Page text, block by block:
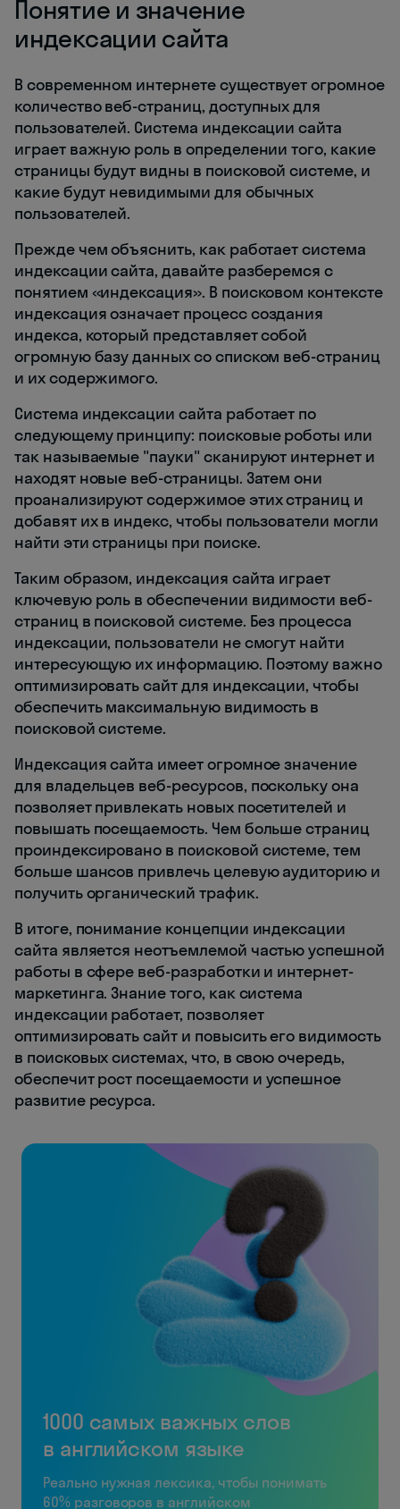
Понятие и значение
индексации сайта
В современном интернете существует огромное
количество веб-страниц, доступных для
пользователей. Система индексации сайта
играет важную роль в определении того, какие
страницы будут видны в поисковой системе, и
какие будут невидимыми для обычных
пользователей.
Прежде чем объяснить, как работает система
индексации сайта, давайте разберемся с
понятием «индексация». В поисковом контексте
индексация означает процесс создания
индекса, который представляет собой
огромную базу данных со списком веб-страниц
и их содержимого.
Система индексации сайта работает по
следующему принципу: поисковые роботы или
так называемые "пауки" сканируют интернет и
находят новые веб-страницы. Затем они
проанализируют содержимое этих страниц и
добавят их в индекс, чтобы пользователи могли
найти эти страницы при поиске.
Таким образом, индексация сайта играет
ключевую роль в обеспечении видимости веб-
страниц в поисковой системе. Без процесса
индексации, пользователи не смогут найти
интересующую их информацию. Поэтому важно
оптимизировать сайт для индексации, чтобы
обеспечить максимальную видимость в
поисковой системе.
Индексация сайта имеет огромное значение
для владельцев веб-ресурсов, поскольку она
позволяет привлекать новых посетителей и
повышать посещаемость. Чем больше страниц
проиндексировано в поисковой системе, тем
больше шансов привлечь целевую аудиторию и
получить органический трафик.
В итоге, понимание концепции индексации
сайта является неотъемлемой частью успешной
работы в сфере веб-разработки и интернет-
маркетинга. Знание того, как система
индексации работает, позволяет
оптимизировать сайт и повысить его видимость
в поисковых системах, что, в свою очередь,
обеспечит рост посещаемости и успешное
развитие ресурса.
1000 самых важных слов
в английском языке
Реально нужная лексика, чтобы понимать
60% разговоров в английском